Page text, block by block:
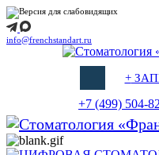
info@frenchstandart.ru
+
+7 (499) 504-